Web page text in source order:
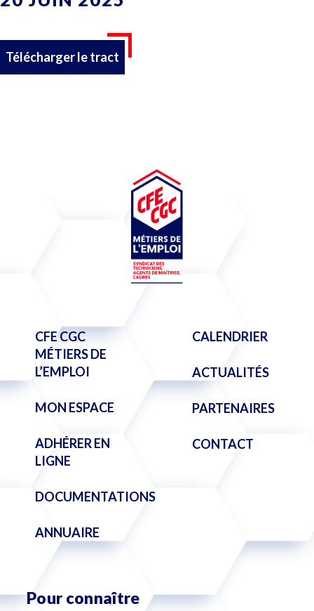
Télécharger le tract
CFE CGC
MÉTIERS DE
L’EMPLOI
MON ESPACE
ADHÉRER EN
LIGNE
DOCUMENTATIONS
ANNUAIRE
CALENDRIER
ACTUALITÉS
PARTENAIRES
CONTACT
Pour connaître